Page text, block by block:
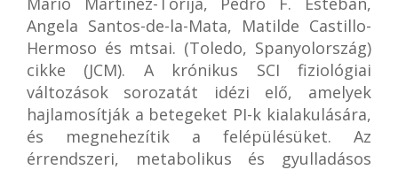
Angela Santos-de-la-Mata, Matilde Castillo-
Hermoso és mtsai. (Toledo, Spanyolország)
cikke (JCM). A krónikus SCI fiziológiai
változások sorozatát idézi elő, amelyek
hajlamosítják a betegeket PI-k kialakulására,
és megnehezítik a felépülésüket. Az
érrendszeri, metabolikus és gyulladásos